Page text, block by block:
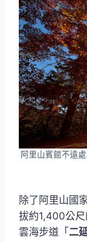
阿里山賓館不遠
除了阿里山國
拔約1,400公
雲海步道「 二